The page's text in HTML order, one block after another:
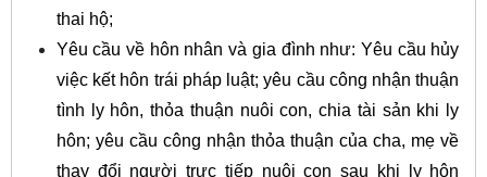
thai hộ;
Yêu cầu về hôn nhân và gia đình như: Yêu cầu hủy
việc kết hôn trái pháp luật; yêu cầu công nhận thuận
tình ly hôn, thỏa thuận nuôi con, chia tài sản khi ly
hôn; yêu cầu công nhận thỏa thuận của cha, mẹ về
thay đổi người trực tiếp nuôi con sau khi ly hôn